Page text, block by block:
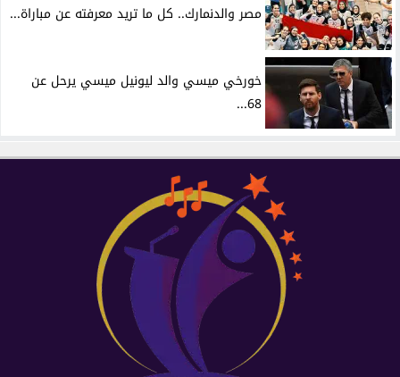
مصر والدنمارك.. كل ما تريد معرفته عن مباراة...
خورخي ميسي والد ليونيل ميسي يرحل عن
68...